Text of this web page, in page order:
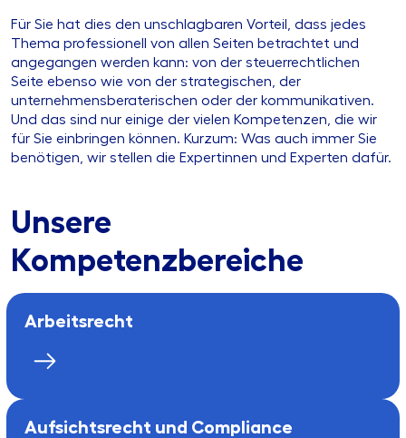
Für Sie hat dies den unschlagbaren Vorteil, dass jedes
Thema professionell von allen Seiten betrachtet und
angegangen werden kann: von der steuerrechtlichen
Seite ebenso wie von der strategischen, der
unternehmensberaterischen oder der kommunikativen.
Und das sind nur einige der vielen Kompetenzen, die wir
für Sie einbringen können. Kurzum: Was auch immer Sie
benötigen, wir stellen die Expertinnen und Experten dafür.
Unsere
Kompetenzbereiche
Arbeits­recht
Aufsichts­recht und Compliance